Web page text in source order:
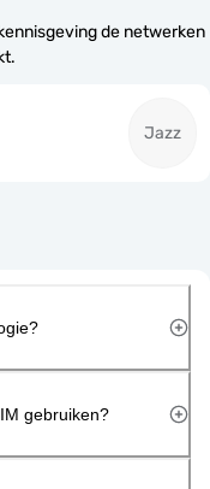
de netwerken
Jazz
gebruiken?